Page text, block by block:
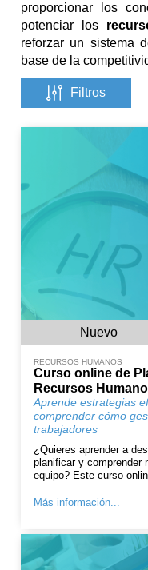
proporcionar los
potenciar los
reforzar un sistema
base de la
Filtros
Nuevo
RECURSOS HUMANOS
Curso online de
Recursos
Aprende estrategias
comprender cómo
trabajadores
¿Quieres aprender a
planificar y comprender
equipo? Este curso
Más información...